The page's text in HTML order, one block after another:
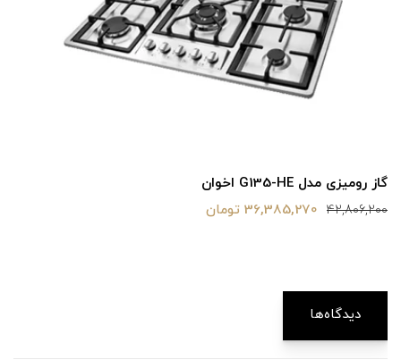
گاز رومیزی مدل G135-HE اخوان
42,806,200 36,385,270 تومان
دیدگاه‌ها